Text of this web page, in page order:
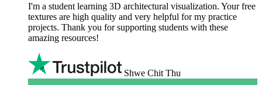
I'm a student learning 3D architectural visualization. Your free
textures are high quality and very helpful for my practice
projects. Thank you for supporting students with these
amazing resources!
Shwe Chit Thu